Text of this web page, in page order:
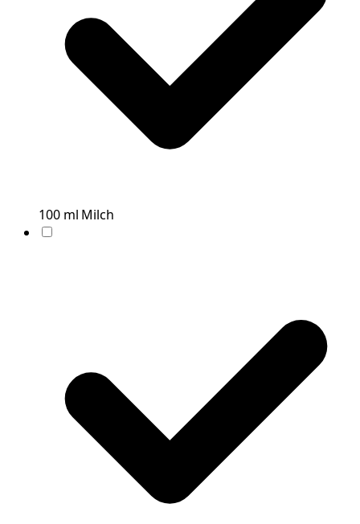
100 ml Milch